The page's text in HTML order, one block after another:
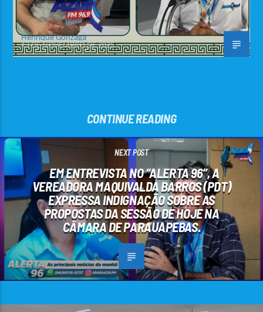
Henrique Gonzaga
13 DE NOVEMBRO DE 2025
CONTINUE READING
NEXT POST
EM ENTREVISTA NO “ALERTA 96”, A
VEREADORA MAQUIVALDA BARROS (PDT)
EXPRESSA INDIGNAÇÃO SOBRE AS
PROPOSTAS DA SESSÃO DE HOJE NA
CÂMARA DE PARAUAPEBAS.